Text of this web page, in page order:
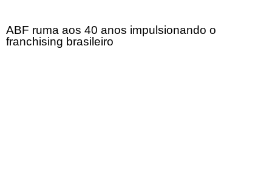
ABF ruma aos 40 anos impulsionando o
franchising brasileiro